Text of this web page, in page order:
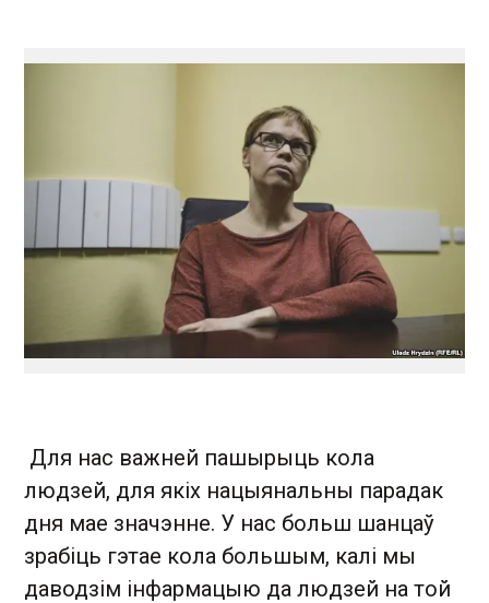
Для нас важней пашырыць кола
людзей, для якіх нацыянальны парадак
дня мае значэнне. У нас больш шанцаў
зрабіць гэтае кола большым, калі мы
даводзім інфармацыю да людзей на той